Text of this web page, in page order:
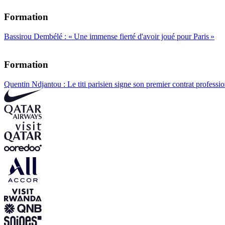
Formation
Bassirou Dembélé : « Une immense fierté d'avoir joué pour Paris »
Formation
Quentin Ndjantou : Le titi parisien signe son premier contrat